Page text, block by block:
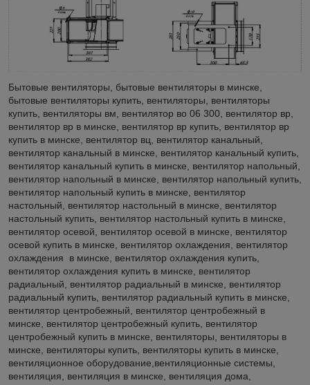
Бытовые вентиляторы, бытовые вентиляторы в минске,
бытовые вентиляторы купить, вентиляторы, вентиляторы
купить, вентиляторы вм, вентилятор во 06 300, вентилятор вр,
вентилятор вр в минске, вентилятор вр купить, вентилятор вр
купить в минске, вентилятор вц, вентилятор канальный,
вентилятор канальный в минске, вентилятор канальный купить,
вентилятор канальный купить в минске, вентилятор напольный,
вентилятор напольный в минске, вентилятор напольный купить,
вентилятор напольный купить в минске, вентилятор
настольный, вентилятор настольный в минске, вентилятор
настольный купить, вентилятор настольный купить в минске,
вентилятор осевой, вентилятор осевой в минске, вентилятор
осевой купить в минске, вентилятор охлаждения, вентилятор
охлаждения в минске, вентилятор охлаждения купить,
вентилятор охлаждения купить в минске, вентилятор
радиальный, вентилятор радиальный в минске, вентилятор
радиальный купить, вентилятор радиальный купить в минске,
вентилятор центробежный, вентилятор центробежный в
минске, вентилятор центробежный купить, вентилятор
центробежный купить в минске, вентиляторы, вентиляторы в
минске, вентиляторы купить, вентиляторы купить в минске,
вентиляционное оборудование,вентиляционные системы,
вентиляция, вентиляция в минске, вентиляция дома,